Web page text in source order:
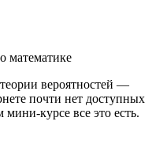
математике
вероятностей —
почти нет доступных
курсе все это есть.